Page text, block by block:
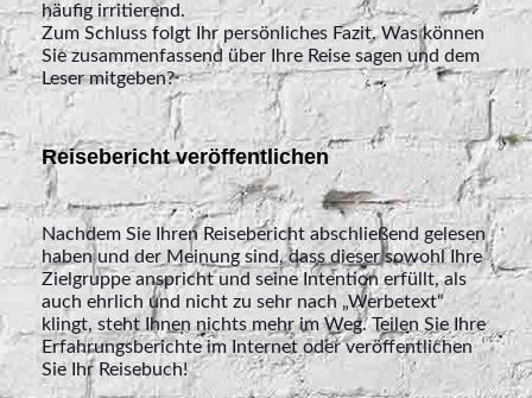
häufig irritierend.
Zum Schluss folgt Ihr persönliches Fazit. Was können
Sie zusammenfassend über Ihre Reise sagen und dem
Leser mitgeben?
Reisebericht veröffentlichen
Nachdem Sie Ihren Reisebericht abschließend gelesen
haben und der Meinung sind, dass dieser sowohl Ihre
Zielgruppe anspricht und seine Intention erfüllt, als
auch ehrlich und nicht zu sehr nach „Werbetext“
klingt, steht Ihnen nichts mehr im Weg. Teilen Sie Ihre
Erfahrungsberichte im Internet oder veröffentlichen
Sie Ihr Reisebuch!